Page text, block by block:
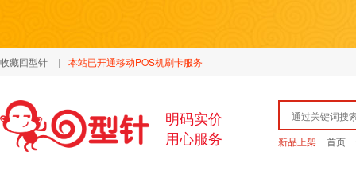
收藏回型针 | 本站已开通移动POS机刷卡服务
明码实价
用心服务
新品上架 首页